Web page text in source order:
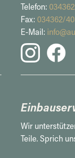
Telefon:
Fax: 034362/
E-Mail:
Wir
Teile. Sprich